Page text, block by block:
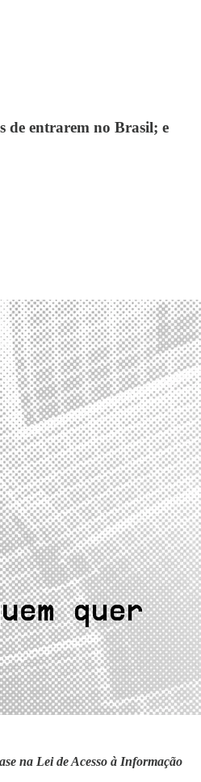
de entrarem no Brasil; e
na Lei de Acesso à Informação